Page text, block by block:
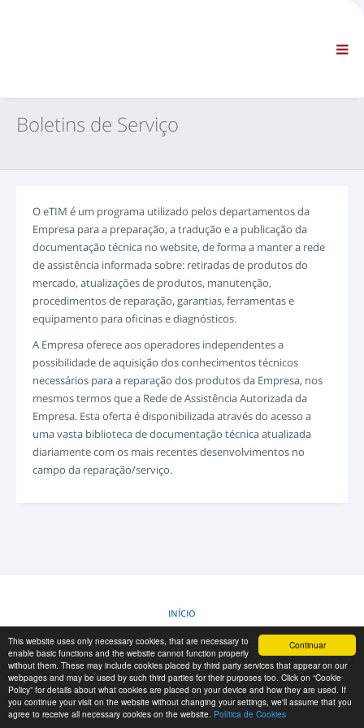
Continuar
This website uses only necessary cookies, that are necessary to
enable basic functions and the website cannot function properly
without them. These may include cookies placed by third party services that appear on our
webpages and may be used by such third parties for their purposes too. Click on “Cookie
Policy” for details about what cookies are placed on your device and how they are used. If
you continue your visit on the website without changing your settings, we'll assume that you
agree to receive all necessary cookies on the website. Política de Cookies
NAVEGAÇÃO STANDARD
TERMOS E CONDIÇÕES
Catálogo de peças
Formação
Calendários tempo de reparação/equipamento
Ferramentas Especiais
Instrumentos de diagnóstico
Reprogramação da ECU
Rescue material
INICIAR SESSÃO
REGISTO
Boletins de Serviço
O eTIM é um programa utilizado pelos departamentos da
Empresa para a preparação, a tradução e a publicação da
documentação técnica no website, de forma a manter a rede
de assistência informada sobre: retiradas de produtos do
mercado, atualizações de produtos, manutenção,
procedimentos de reparação, garantias, ferramentas e
equipamento para oficinas e diagnósticos.
A Empresa oferece aos operadores independentes a
possibilidade de aquisição dos conhecimentos técnicos
necessários para a reparação dos produtos da Empresa, nos
mesmos termos que a Rede de Assistência Autorizada da
Empresa. Esta oferta é disponibilizada através do acesso a
uma vasta biblioteca de documentação técnica atualizada
diariamente com os mais recentes desenvolvimentos no
campo da reparação/serviço.
INÍCIO
POLÍTICA DE COOKIES
RESCUE MATERIAL